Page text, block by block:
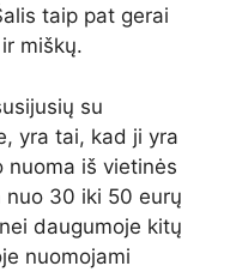
taip pat gerai
miškų.
su
yra tai, kad ji yra
nuoma iš vietinės
nuo 30 iki 50 eurų
daugumoje kitų
nuomojami